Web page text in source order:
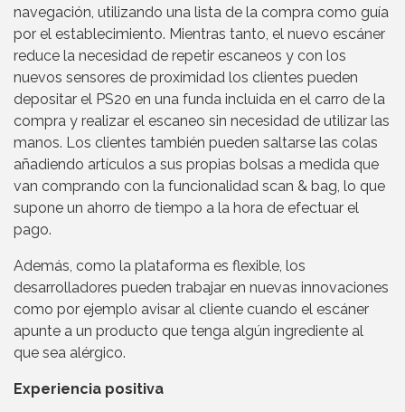
navegación, utilizando una lista de la compra como guía
por el establecimiento. Mientras tanto, el nuevo escáner
reduce la necesidad de repetir escaneos y con los
nuevos sensores de proximidad los clientes pueden
depositar el PS20 en una funda incluida en el carro de la
compra y realizar el escaneo sin necesidad de utilizar las
manos. Los clientes también pueden saltarse las colas
añadiendo artículos a sus propias bolsas a medida que
van comprando con la funcionalidad scan & bag, lo que
supone un ahorro de tiempo a la hora de efectuar el
pago.
Además, como la plataforma es flexible, los
desarrolladores pueden trabajar en nuevas innovaciones
como por ejemplo avisar al cliente cuando el escáner
apunte a un producto que tenga algún ingrediente al
que sea alérgico.
Experiencia positiva